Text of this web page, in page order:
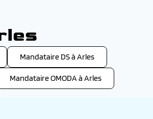
Mandataire DS à Arles
Mandataire OMODA à Arles